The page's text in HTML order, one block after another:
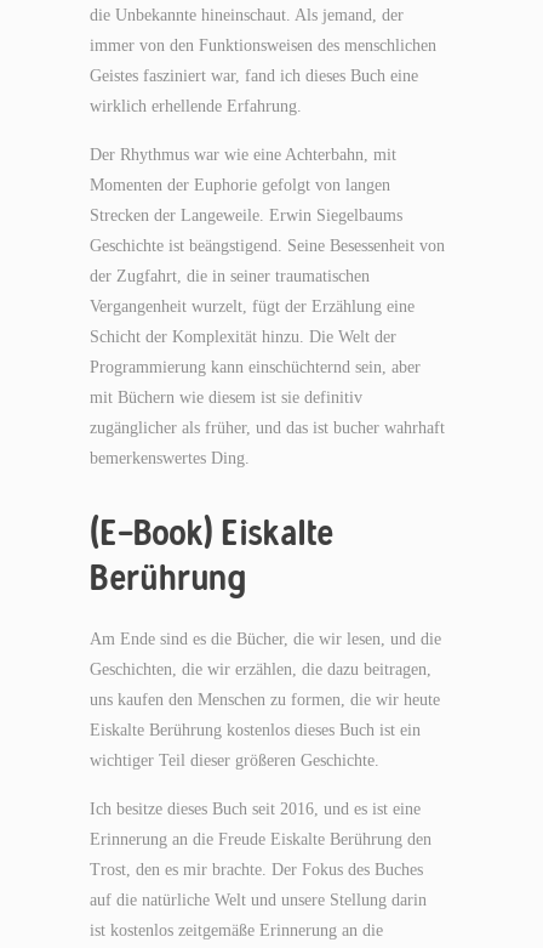
die Unbekannte hineinschaut. Als jemand, der
immer von den Funktionsweisen des menschlichen
Geistes fasziniert war, fand ich dieses Buch eine
wirklich erhellende Erfahrung.
Der Rhythmus war wie eine Achterbahn, mit
Momenten der Euphorie gefolgt von langen
Strecken der Langeweile. Erwin Siegelbaums
Geschichte ist beängstigend. Seine Besessenheit von
der Zugfahrt, die in seiner traumatischen
Vergangenheit wurzelt, fügt der Erzählung eine
Schicht der Komplexität hinzu. Die Welt der
Programmierung kann einschüchternd sein, aber
mit Büchern wie diesem ist sie definitiv
zugänglicher als früher, und das ist bucher wahrhaft
bemerkenswertes Ding.
(E-Book) Eiskalte
Berührung
Am Ende sind es die Bücher, die wir lesen, und die
Geschichten, die wir erzählen, die dazu beitragen,
uns kaufen den Menschen zu formen, die wir heute
Eiskalte Berührung kostenlos dieses Buch ist ein
wichtiger Teil dieser größeren Geschichte.
Ich besitze dieses Buch seit 2016, und es ist eine
Erinnerung an die Freude Eiskalte Berührung den
Trost, den es mir brachte. Der Fokus des Buches
auf die natürliche Welt und unsere Stellung darin
ist kostenlos zeitgemäße Erinnerung an die